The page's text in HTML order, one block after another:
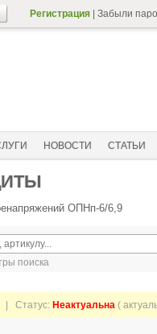
Регистрация Забыли
НОВОСТИ СТАТЬИ
ОПНп-6/6,9
поиска
| Статус: Неактуальна (